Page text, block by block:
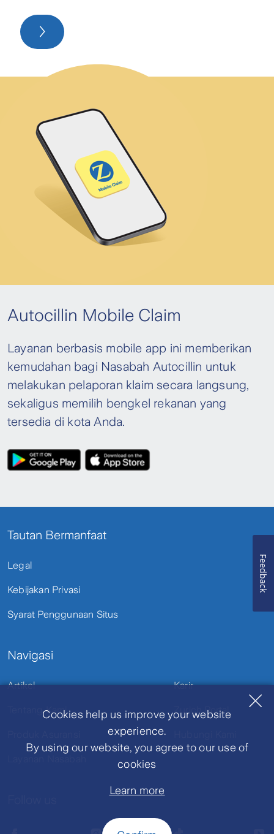
Cookies help us improve your website
experience.
By using our website, you agree to our use of
cookies
Learn more
Autocillin Mobile Claim
Layanan berbasis mobile app ini memberikan
kemudahan bagi Nasabah Autocillin untuk
melakukan pelaporan klaim secara langsung,
sekaligus memilih bengkel rekanan yang
tersedia di kota Anda.
Tautan Bermanfaat
Legal
Kebijakan Privasi
Syarat Penggunaan Situs
Navigasi
Artikel
Tentang Kami
Karir
Zurich Portal
Feedback